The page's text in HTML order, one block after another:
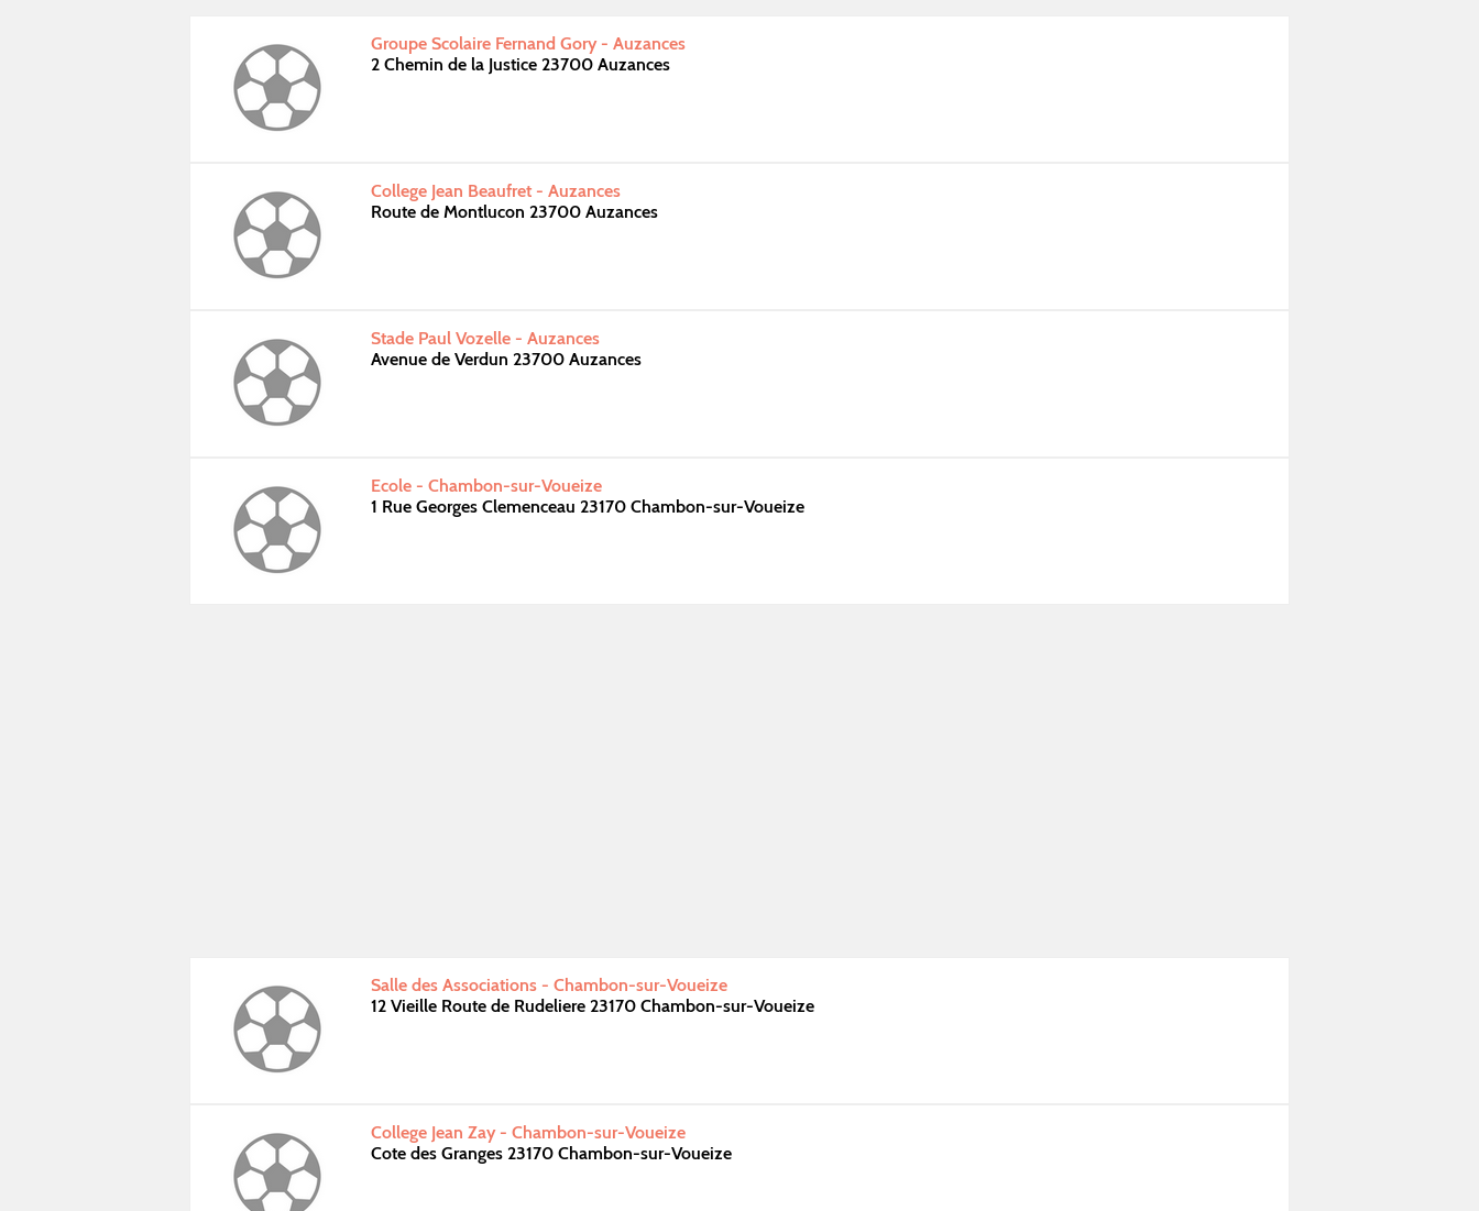
Groupe Scolaire Fernand Gory - Auzances
2 Chemin de la Justice 23700 Auzances
College Jean Beaufret - Auzances
Route de Montlucon 23700 Auzances
Stade Paul Vozelle - Auzances
Avenue de Verdun 23700 Auzances
Ecole - Chambon-sur-Voueize
1 Rue Georges Clemenceau 23170 Chambon-sur-Voueize
Salle des Associations - Chambon-sur-Voueize
12 Vieille Route de Rudeliere 23170 Chambon-sur-Voueize
College Jean Zay - Chambon-sur-Voueize
Cote des Granges 23170 Chambon-sur-Voueize